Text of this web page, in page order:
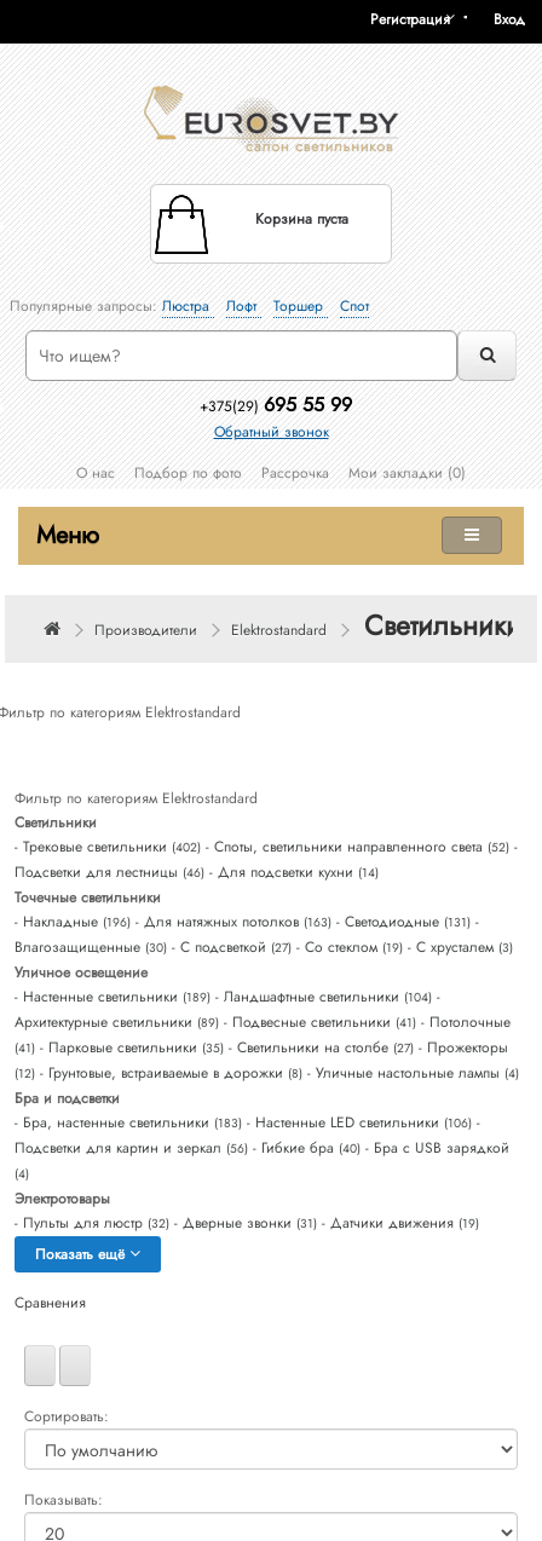
Вход
Регистрация
Корзина пуста
Популярные запросы:Люстра Лофт Торшер Спот
+375(29) 695 55 99
Обратный звонок
О нас
Подбор по фото Рассрочка Мои закладки (0)
Меню
Производители Elektrostandard Cветильники
по категориям Elektrostandard
Фильтр по категориям Elektrostandard
Светильники
- Трековые светильники (402) - Споты, светильники направленного света (52) -
Подсветки для лестницы (46) - Для подсветки кухни (14)
Точечные светильники
- Накладные (196) - Для натяжных потолков (163) - Светодиодные (131) -
Влагозащищенные (30) - С подсветкой (27) - Со стеклом (19) - С хрусталем (3)
Уличное освещение
- Настенные светильники (189) - Ландшафтные светильники (104) -
Архитектурные светильники (89) - Подвесные светильники (41) - Потолочные
(41) - Парковые светильники (35) - Светильники на столбе (27) - Прожекторы
(12) - Грунтовые, встраиваемые в дорожки (8) - Уличные настольные лампы (4)
Бра и подсветки
- Бра, настенные светильники (183) - Настенные LED светильники (106) -
Подсветки для картин и зеркал (56) - Гибкие бра (40) - Бра с USB зарядкой
(4)
Электротовары
- Пульты для люстр (32) - Дверные звонки (31) - Датчики движения (19)
Показать ещё
Сравнения
Сортировать:
Показывать: